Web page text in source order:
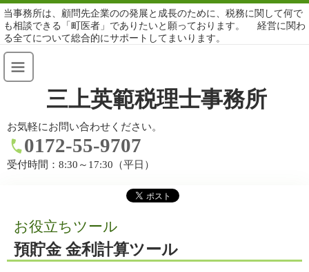
当事務所は、顧問先企業のの発展と成長のために、税務に関して何で
も相談できる「町医者」でありたいと願っております。 経営に関わ
る全てについて総合的にサポートしてまいります。
三上英範税理士事務所
お気軽にお問い合わせください。
0172-55-9707
受付時間： 8:30～17:30（平日）
お役立ちツール
預貯金 金利計算ツール